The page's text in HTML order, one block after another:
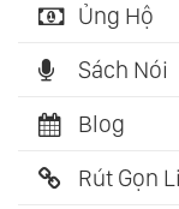
Ủng Hộ
Sách Nói
Blog
Rút Gọn